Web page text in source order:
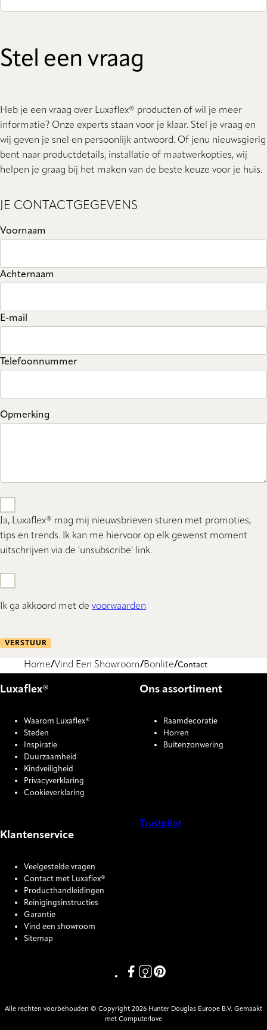
Stel een vraag
Heb je een vraag over Luxaflex® producten of wil je meer
informatie? Onze experts staan ​​voor je klaar. Stel je vraag en
wij geven je snel en persoonlijk antwoord. Of jenu nieuwsgierig
bent naar productdetails, installatie of maatwerkopties, wij
helpen je graag bij het maken van de beste keuze voor je huis.
JE CONTACTGEGEVENS
Voornaam
Achternaam
E-mail
Telefoonnummer
Opmerking
Ja, Luxaflex® mag mij nieuwsbrieven sturen met promoties,
tips en trends. Ik kan me hiervoor op elk gewenst moment
uitschrijven via de 'unsubscribe' link.
Ik ga akkoord met de voorwaarden
VERSTUUR
Home Vind Een Showroom Bonlite Contact
Luxaflex®
Waarom Luxaflex®
Steden
Inspiratie
Duurzaamheid
Kindveiligheid
Privacyverklaring
Cookieverklaring
Ons assortiment
Raamdecoratie
Horren
Buitenzonwering
Klantenservice
Veelgestelde vragen
Contact met Luxaflex®
Producthandleidingen
Reinigingsinstructies
Garantie
Vind een showroom
Sitemap
Trustpilot
Link missing Display text from
Link missing Display text
Link missing Display text
Alle rechten voorbehouden © Copyright 2026 Hunter Douglas Europe B.V. Gemaakt
met Computerlove